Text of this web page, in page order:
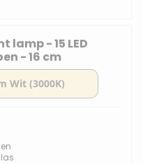
lamp - 15 LED
- 16 cm